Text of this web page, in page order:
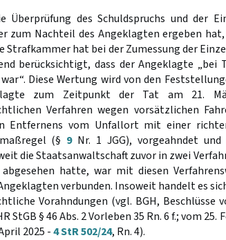
Überprüfung des Schuldspruchs und der
zum Nachteil des Angeklagten ergeben
Strafkammer hat bei der Zumessung der
berücksichtigt, dass der Angeklagte „bei
Diese Wertung wird von den
zum Zeitpunkt der Tat am 21.
Verfahren wegen vorsätzlichen
Entfernens vom Unfallort mit einer
(§ 9Nr. 1 JGG), vorgeahndet
die Staatsanwaltschaft zuvor in zwei
hatte, war mit diesen
verbunden. Insoweit handelt es
Vorahndungen (vgl. BGH, Beschlüsse
StGB § 46 Abs. 2 Vorleben 35 Rn. 6 f.; vom 25.
2025 -4 StR 502/24, Rn. 4).